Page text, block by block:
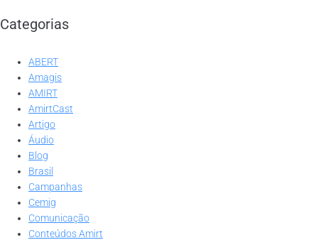
Categorias
ABERT
Amagis
AMIRT
AmirtCast
Artigo
Áudio
Blog
Brasil
Campanhas
Cemig
Comunicação
Conteúdos Amirt